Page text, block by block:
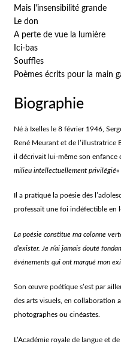
Mais l'insensibilité grande
Le don
A perte de vue la lumière
Ici-bas
Souffles
Poèmes écrits pour la main
Biographie
Né à Ixelles le 8 février 1946,
René Meurant et de l’illustratrice
il décrivait lui-même son enfance
milieu intellectuellement privilégié«
Il a pratiqué la poésie dès
professait une foi indéfectible en
La poésie constitue ma colonne
d’exister. Je n’ai jamais douté
événements qui ont marqué mon
Son œuvre poétique s’est par
des arts visuels, en collaboration
photographes ou cinéastes.
L’Académie royale de langue et